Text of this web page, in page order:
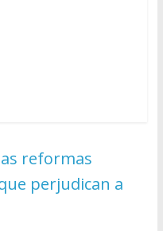
reformas
perjudican a